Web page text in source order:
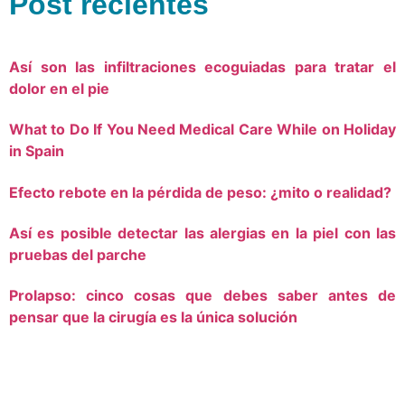
Así son las infiltraciones ecoguiadas para tratar el
dolor en el pie
What to Do If You Need Medical Care While on Holiday
in Spain
Efecto rebote en la pérdida de peso: ¿mito o realidad?
Así es posible detectar las alergias en la piel con las
pruebas del parche
Prolapso: cinco cosas que debes saber antes de
pensar que la cirugía es la única solución